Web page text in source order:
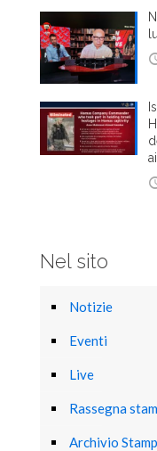
Nel sito
Notizie
Eventi
Live
Rassegna
Archivio